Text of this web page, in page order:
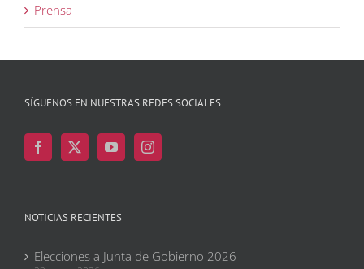
Prensa
SÍGUENOS EN NUESTRAS REDES SOCIALES
NOTICIAS RECIENTES
Elecciones a Junta de Gobierno 2026